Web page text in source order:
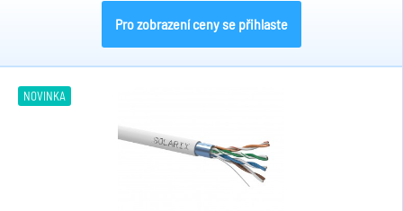
Pro zobrazení ceny se přihlaste
NOVINKA